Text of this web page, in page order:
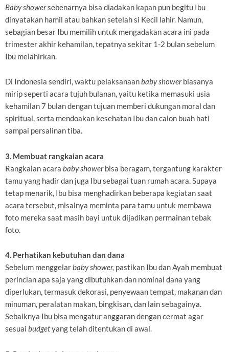
Baby showersebenarnya bisa diadakan kapan pun begitu Ibu
dinyatakan hamil atau bahkan setelah si Kecil lahir. Namun,
sebagian besar Ibu memilih untuk mengadakan acara ini pada
trimester akhir kehamilan, tepatnya sekitar 1-2 bulan sebelum
Ibu melahirkan.
Di Indonesia sendiri, waktu pelaksanaanbaby showerbiasanya
mirip seperti acara tujuh bulanan, yaitu ketika memasuki usia
kehamilan 7 bulan dengan tujuan memberi dukungan moral dan
spiritual, serta mendoakan kesehatan Ibu dan calon buah hati
sampai persalinan tiba.
3. Membuat rangkaian acara
Rangkaian acara baby showerbisa beragam, tergantung karakter
tamu yang hadir dan juga Ibu sebagai tuan rumah acara. Supaya
tetap menarik, Ibu bisa menghadirkan beberapa kegiatan saat
acara tersebut, misalnya meminta para tamu untuk membawa
foto mereka saat masih bayi untuk dijadikan permainan tebak
foto.
4. Perhatikan kebutuhan dan dana
Sebelum menggelarbaby shower, pastikan Ibu dan Ayah membuat
perincian apa saja yang dibutuhkan dan nominal dana yang
diperlukan, termasuk dekorasi, penyewaan tempat, makanan dan
minuman, peralatan makan, bingkisan, dan lain sebagainya.
Sebaiknya Ibu bisa mengatur anggaran dengan cermat agar
sesuai budgetyang telah ditentukan di awal.